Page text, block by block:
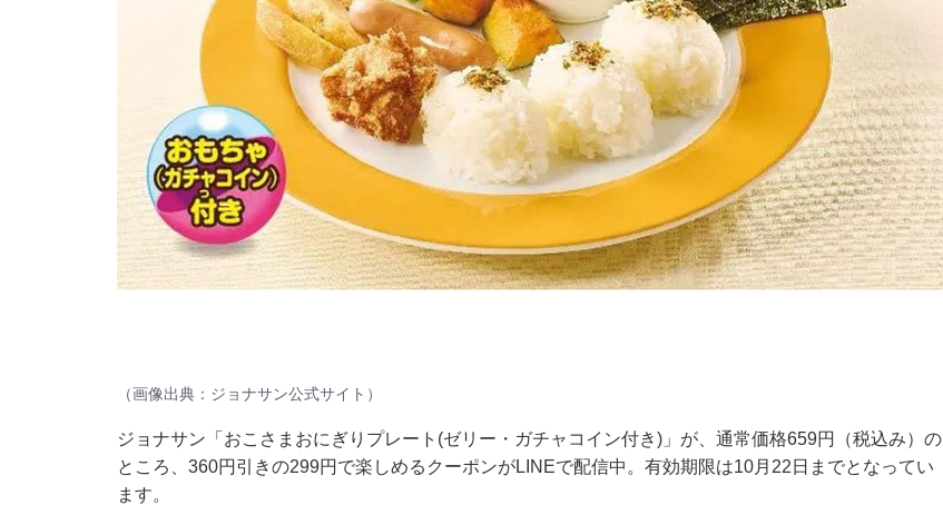
（画像出典：ジョナサン公式サイト）
ジョナサン「おこさまおにぎりプレート(ゼリー・ガチャコイン付き)」が、通常価格659円（税込み）の
ところ、360円引きの299円で楽しめるクーポンがLINEで配信中。有効期限は10月22日までとなってい
ます。